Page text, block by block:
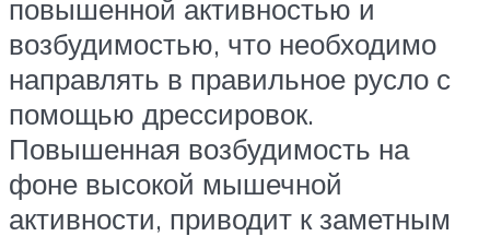
повышенной активностью и
возбудимостью, что необходимо
направлять в правильное русло с
помощью дрессировок.
Повышенная возбудимость на
фоне высокой мышечной
активности, приводит к заметным